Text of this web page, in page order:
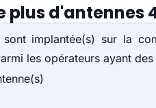
plus d'antennes
sont implantée(s) sur la
les opérateurs ayant